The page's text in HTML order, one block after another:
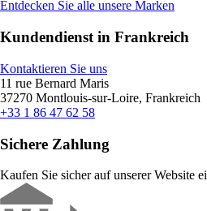
Entdecken Sie alle unsere Marken
Kundendienst in Frankreich
Kontaktieren Sie uns
11 rue Bernard Maris
37270 Montlouis-sur-Loire, Frankreich
+33 1 86 47 62 58
Sichere Zahlung
Kaufen Sie sicher auf unserer Website